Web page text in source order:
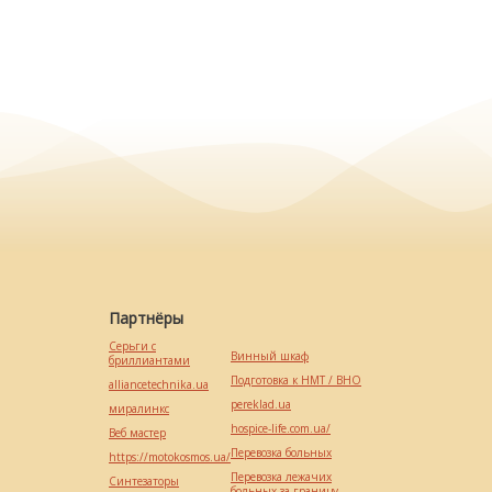
Партнёры
Серьги с
бриллиантами
alliancetechnika.ua
миралинкс
Веб мастер
https://motokosmos.ua/
Синтезаторы
Винный шкаф
Подготовка к НМТ / ВНО
pereklad.ua
hospice-life.com.ua/
Перевозка больных
Перевозка лежачих